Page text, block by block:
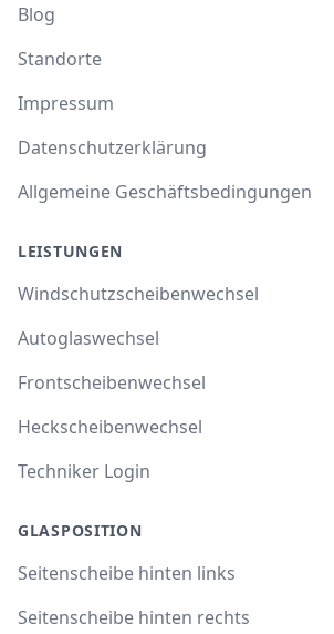
Blog
Standorte
Impressum
Datenschutzerklärung
Allgemeine Geschäftsbedingungen
LEISTUNGEN
Windschutzscheibenwechsel
Autoglaswechsel
Frontscheibenwechsel
Heckscheibenwechsel
Techniker Login
GLASPOSITION
Seitenscheibe hinten links
Seitenscheibe hinten rechts